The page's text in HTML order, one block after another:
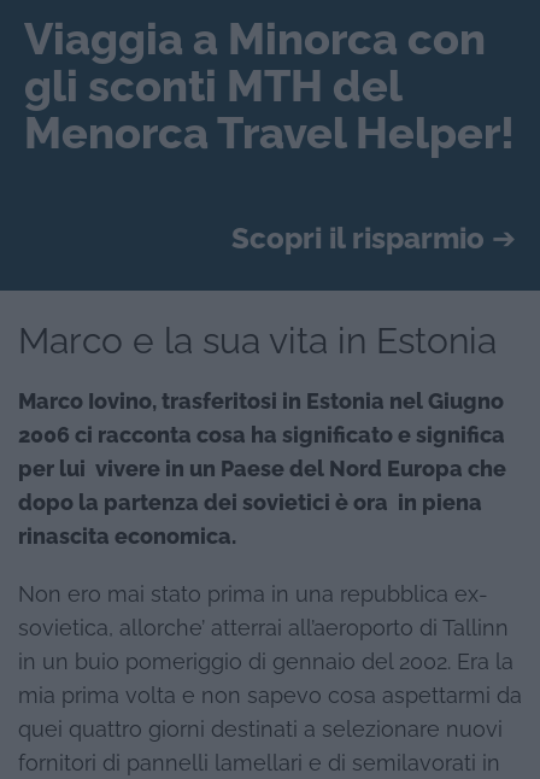
Viaggia a Minorca con
gli sconti MTH del
Menorca Travel Helper!
Scopri il risparmio ➔
Marco e la sua vita in Estonia
Marco Iovino, trasferitosi in Estonia nel Giugno
2006 ci racconta cosa ha significato e significa
per lui vivere in un Paese del Nord Europa che
dopo la partenza dei sovietici è ora in piena
rinascita economica.
Non ero mai stato prima in una repubblica ex-
sovietica, allorche’ atterrai all’aeroporto di Tallinn
in un buio pomeriggio di gennaio del 2002. Era la
mia prima volta e non sapevo cosa aspettarmi da
quei quattro giorni destinati a selezionare nuovi
fornitori di pannelli lamellari e di semilavorati in